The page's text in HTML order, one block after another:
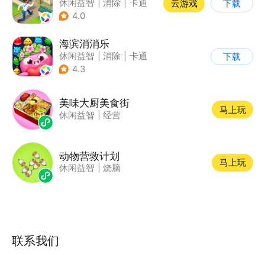
休闲益智 消除
卡通
| 创梦天地
4.0
云游戏 下载
海滨消消乐
休闲益智 消除
卡通
| 乐元素
4.3
下载
美味大厨美食街
休闲益智 经营
马上玩
动物营救计划
休闲益智 烧脑
马上玩
联系我们